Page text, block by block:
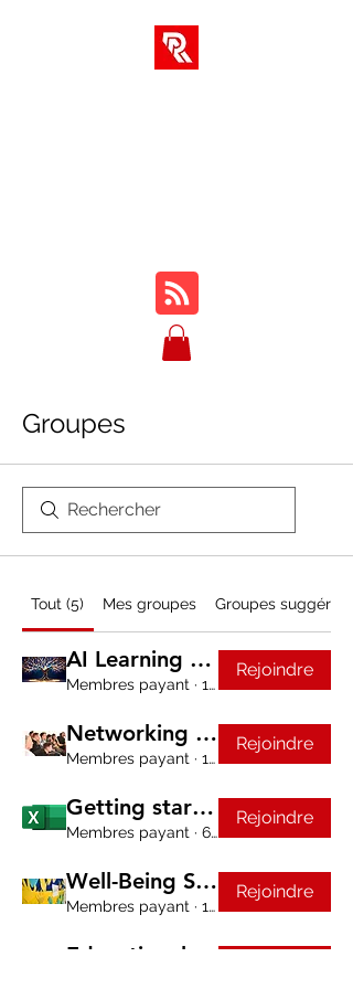
Groupes
Tout (5) Mes groupes Groupes suggérés
AI Learning Lab
Membres payant · 1 membre
Rejoindre
Networking Group
Membres payant · 1 membre
Rejoindre
Getting started with formulas in Microsoft Excel
Membres payant · 6 membres
Rejoindre
Well-Being Support Group
Membres payant · 1 membre
Rejoindre